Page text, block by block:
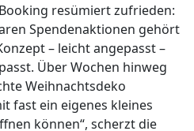
resümiert zufrieden:
Spendenaktionen gehört
– leicht angepasst –
Über Wochen hinweg
Weihnachtsdeko
fast ein eigenes kleines
können“, scherzt die